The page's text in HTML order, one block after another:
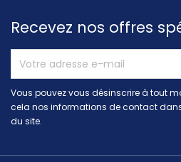
Recevez nos offres
Vous pouvez vous désinscrire à tout
cela nos informations de contact
du site.